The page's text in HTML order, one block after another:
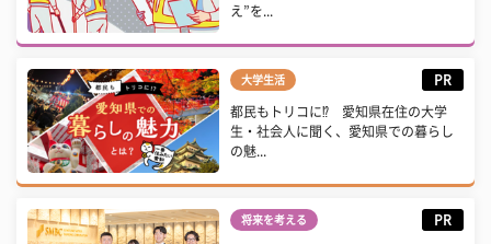
え”を...
大学生活 PR
都民もトリコに⁉ 愛知県在住の大学
生・社会人に聞く、愛知県での暮らし
の魅...
将来を考える PR